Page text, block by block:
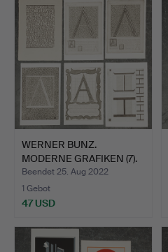
WERNER BUNZ.
MODERNE GRAFIKEN (7).
Beendet 25. Aug 2022
1 Gebot
47 USD